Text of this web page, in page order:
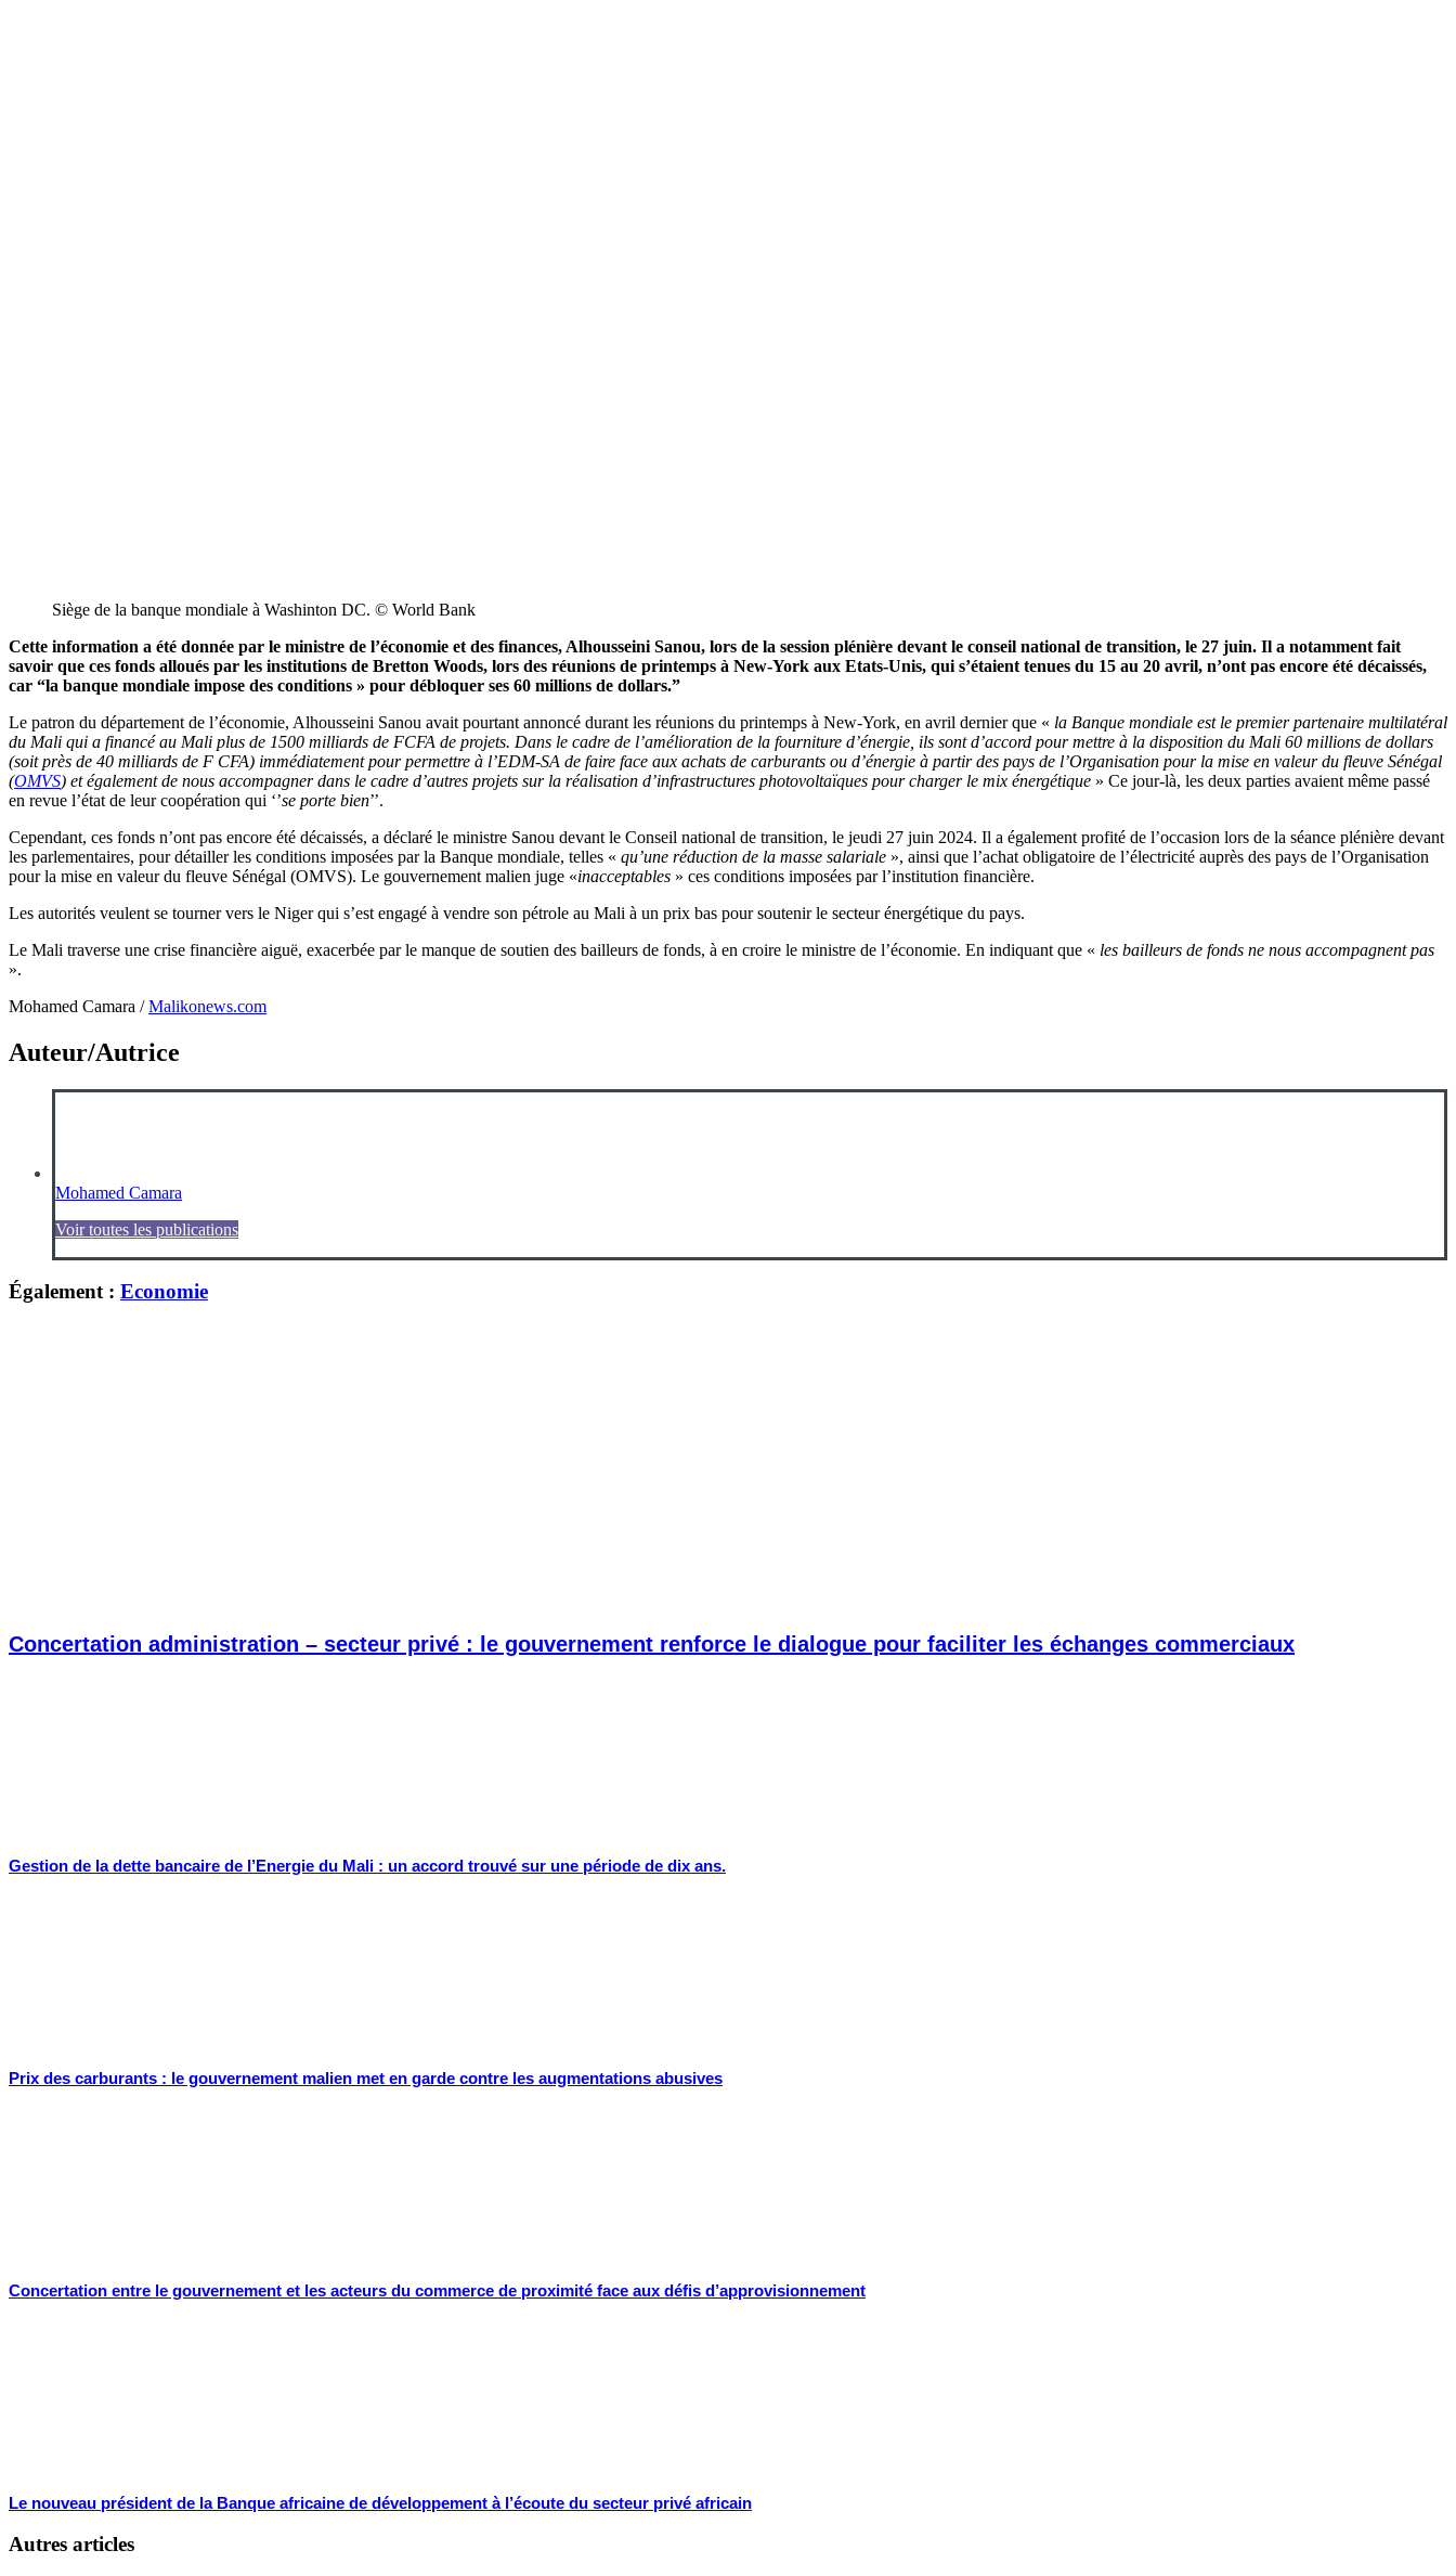
Siège de la banque mondiale à Washinton DC. © World Bank
Cette information a été donnée par le ministre de l’économie et des finances, Alhousseini Sanou, lors de la session plénière devant le conseil national de transition, le 27 juin. Il a notamment fait
savoir que ces fonds alloués par les institutions de Bretton Woods, lors des réunions de printemps à New-York aux Etats-Unis, qui s’étaient tenues du 15 au 20 avril, n’ont pas encore été décaissés,
car “la banque mondiale impose des conditions » pour débloquer ses 60 millions de dollars.”
Le patron du département de l’économie, Alhousseini Sanou avait pourtant annoncé durant les réunions du printemps à New-York, en avril dernier que « la Banque mondiale est le premier partenaire multilatéral
du Mali qui a financé au Mali plus de 1500 milliards de FCFA de projets. Dans le cadre de l’amélioration de la fourniture d’énergie, ils sont d’accord pour mettre à la disposition du Mali 60 millions de dollars
(soit près de 40 milliards de F CFA) immédiatement pour permettre à l’EDM-SA de faire face aux achats de carburants ou d’énergie à partir des pays de l’Organisation pour la mise en valeur du fleuve Sénégal
(OMVS) et également de nous accompagner dans le cadre d’autres projets sur la réalisation d’infrastructures photovoltaïques pour charger le mix énergétique » Ce jour-là, les deux parties avaient même passé
en revue l’état de leur coopération qui ‘’se porte bien’’.
Cependant, ces fonds n’ont pas encore été décaissés, a déclaré le ministre Sanou devant le Conseil national de transition, le jeudi 27 juin 2024. Il a également profité de l’occasion lors de la séance plénière devant
les parlementaires, pour détailler les conditions imposées par la Banque mondiale, telles « qu’une réduction de la masse salariale », ainsi que l’achat obligatoire de l’électricité auprès des pays de l’Organisation
pour la mise en valeur du fleuve Sénégal (OMVS). Le gouvernement malien juge «inacceptables » ces conditions imposées par l’institution financière.
Les autorités veulent se tourner vers le Niger qui s’est engagé à vendre son pétrole au Mali à un prix bas pour soutenir le secteur énergétique du pays.
Le Mali traverse une crise financière aiguë, exacerbée par le manque de soutien des bailleurs de fonds, à en croire le ministre de l’économie. En indiquant que « les bailleurs de fonds ne nous accompagnent pas
».
Mohamed Camara /Malikonews.com
Auteur/Autrice
Mohamed Camara
Voir toutes les publications
Également : Economie
Concertation administration – secteur privé : le gouvernement renforce le dialogue pour faciliter les échanges commerciaux
Gestion de la dette bancaire de l’Energie du Mali : un accord trouvé sur une période de dix ans.
Prix des carburants : le gouvernement malien met en garde contre les augmentations abusives
Concertation entre le gouvernement et les acteurs du commerce de proximité face aux défis d’approvisionnement
Le nouveau président de la Banque africaine de développement à l’écoute du secteur privé africain
Autres articles